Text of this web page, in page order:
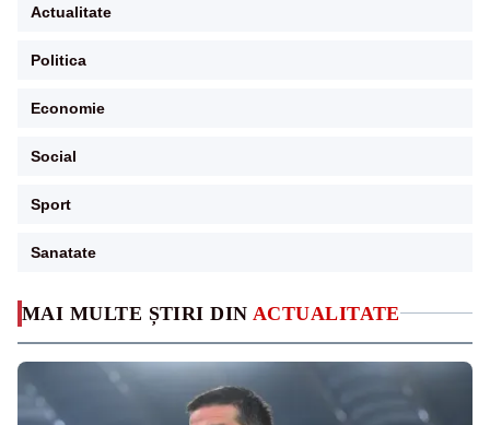
MAI MULTE ȘTIRI DIN ACTUALITATE
Actualitate
Politica
Economie
Social
Sport
Sanatate